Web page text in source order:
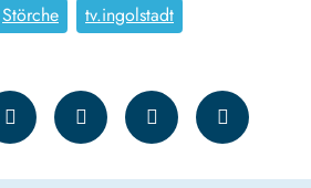
Störche tv.ingolstadt